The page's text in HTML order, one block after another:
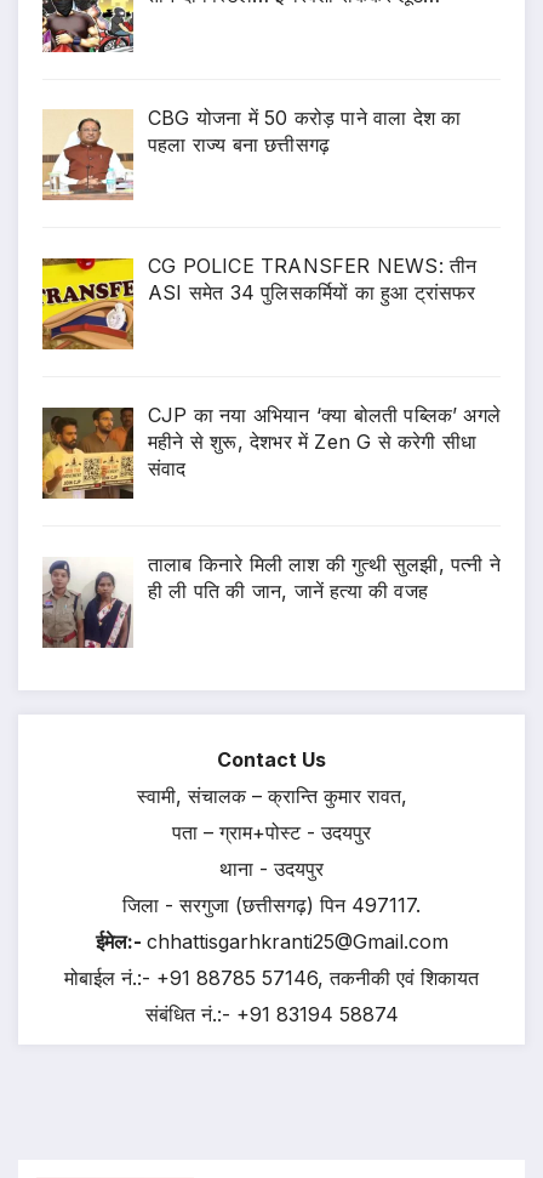
CBG योजना में 50 करोड़ पाने वाला देश का
पहला राज्य बना छत्तीसगढ़
CG POLICE TRANSFER NEWS: तीन
ASI समेत 34 पुलिसकर्मियों का हुआ ट्रांसफर
CJP का नया अभियान ‘क्या बोलती पब्लिक’ अगले
महीने से शुरू, देशभर में Zen G से करेगी सीधा
संवाद
तालाब किनारे मिली लाश की गुत्थी सुलझी, पत्नी ने
ही ली पति की जान, जानें हत्या की वजह
Contact Us
स्वामी, संचालक – क्रान्ति कुमार रावत,
पता – ग्राम+पोस्ट - उदयपुर
थाना - उदयपुर
जिला - सरगुजा (छत्तीसगढ़) पिन 497117.
ईमेल:- chhattisgarhkranti25@Gmail.com
मोबाईल नं.:- +91 88785 57146, तकनीकी एवं शिकायत
संबंधित नं.:- +91 83194 58874